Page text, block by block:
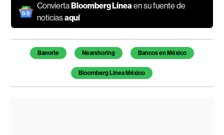
ConviertaBloomberg Línea en su fuente de
noticiasaquí
Temas de este artículo
Banorte Nearshoring Bancos en México
Bloomberg Línea México